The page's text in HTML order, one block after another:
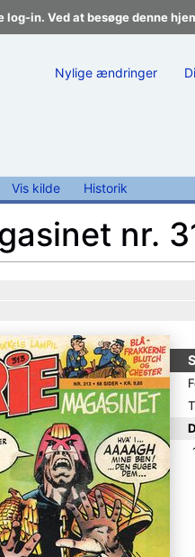
in. Ved at besøge denne
Nylige ændringer
Vis kilde Historik
nr.